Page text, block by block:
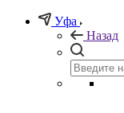
Уфа
Назад